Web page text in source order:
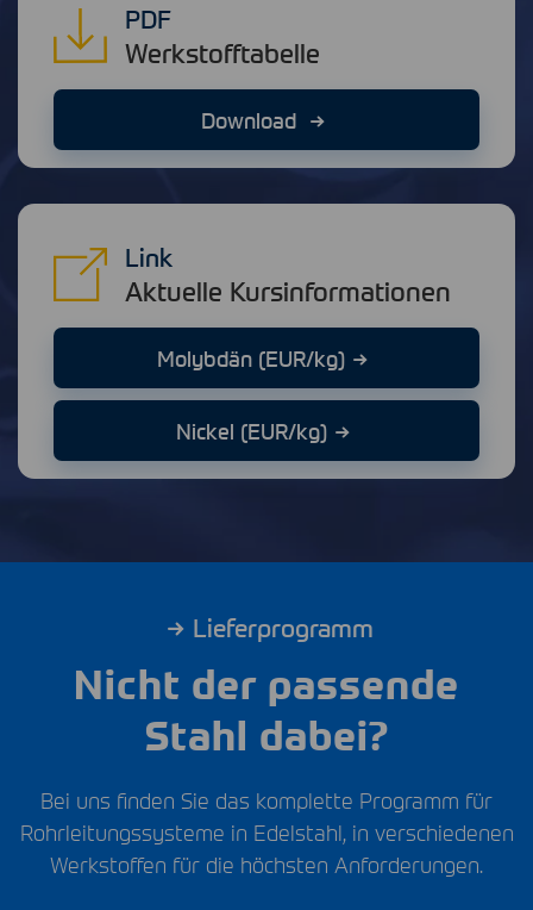
PDF
Werkstofftabelle
Download
Link
Aktuelle Kursinformationen
Molybdän (EUR/kg)
Nickel (EUR/kg)
Lieferprogramm
Nicht der passende
Stahl dabei?
Bei uns finden Sie das komplette Programm für
Rohrleitungssysteme in Edelstahl, in verschiedenen
Werkstoffen für die höchsten Anforderungen.